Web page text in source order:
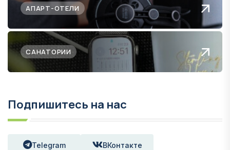
АПАРТ-ОТЕЛИ
САНАТОРИИ
Подпишитесь на нас
Telegram ВКонтакте